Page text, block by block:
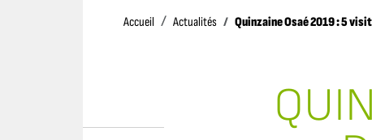
Accueil AccueilActualités Quinzaine Osaé 2019 : 5